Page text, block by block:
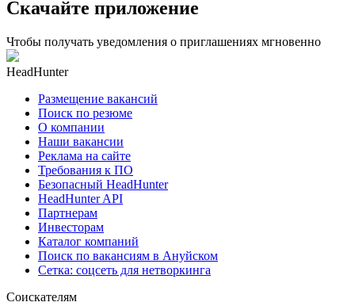
Скачайте приложение
Чтобы получать уведомления о приглашениях мгновенно
HeadHunter
Размещение вакансий
Поиск по резюме
О компании
Наши вакансии
Реклама на сайте
Требования к ПО
Безопасный HeadHunter
HeadHunter API
Партнерам
Инвесторам
Каталог компаний
Поиск по вакансиям в Ануйском
Сетка: соцсеть для нетворкинга
Соискателям